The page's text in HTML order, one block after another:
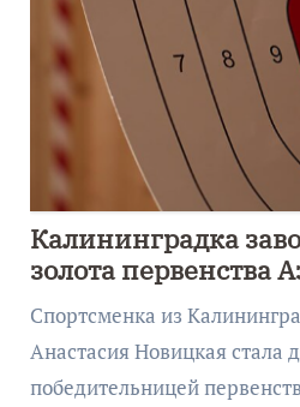
Калининградка
золота первенства
метанию ножа
Спортсменка из
Анастасия Новицкая стала
победительницей